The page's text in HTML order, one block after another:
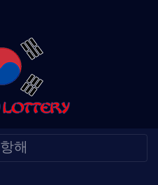
항해